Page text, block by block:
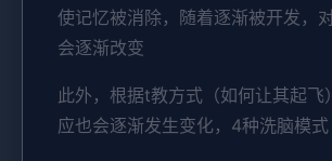
使记忆被消除，随着逐渐被开发，
会逐渐改变
此外，根据t教方式（如何让其起飞
应也会逐渐发生变化，4种洗脑模式